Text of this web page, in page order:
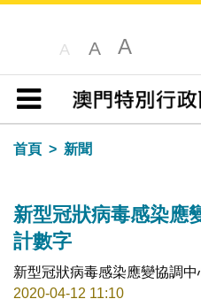
A A A
目錄
首頁
新聞
新型冠狀病毒感染應
計數字
新型冠狀病毒感染應變協調中
2020-04-12 11:10